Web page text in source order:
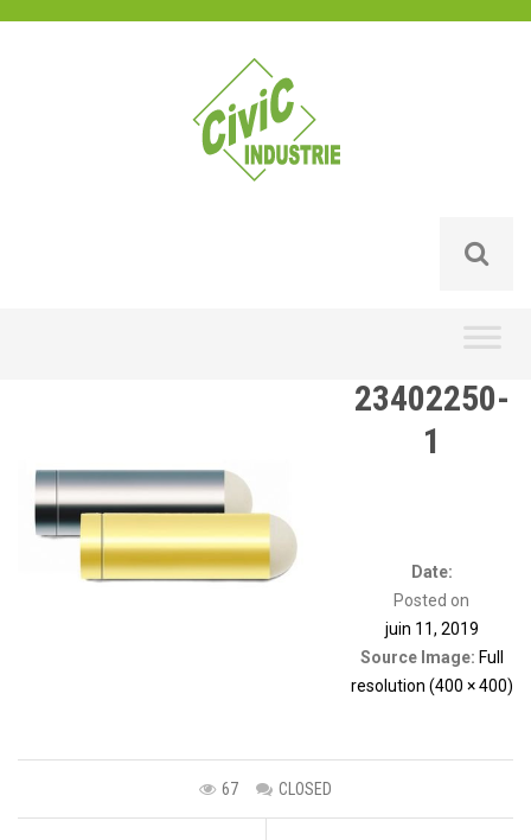
23402250-
1
Date:
Posted on
juin 11, 2019
Source Image: Full
resolution (400 × 400)
67 CLOSED